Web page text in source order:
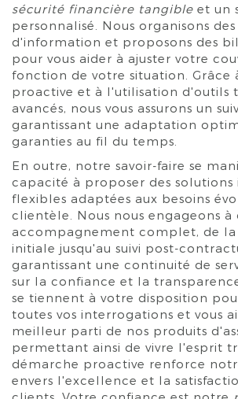
sécurité financière tangible et un
personnalisé. Nous organisons des
d'information et proposons des
pour vous aider à ajuster votre
fonction de votre situation. Grâce
proactive et à l'utilisation d'outils
avancés, nous vous assurons un
garantissant une adaptation
garanties au fil du temps.
En outre, notre savoir-faire se
capacité à proposer des solutions
flexibles adaptées aux besoins
clientèle. Nous nous engageons à
accompagnement complet, de la
initiale jusqu'au suivi post-
garantissant une continuité de
sur la confiance et la
se tiennent à votre disposition
toutes vos interrogations et vous
meilleur parti de nos produits
permettant ainsi de vivre l'esprit
démarche proactive renforce
envers l'excellence et la